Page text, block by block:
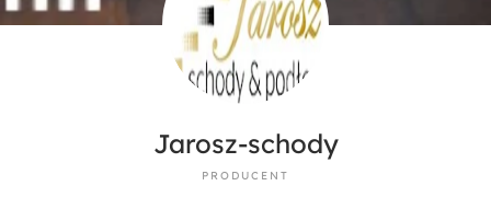
Jarosz-schody
PRODUCENT